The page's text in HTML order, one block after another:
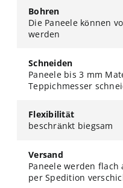
Bohren
Die Paneele können
werden
Schneiden
Paneele bis 3 mm
Teppichmesser
Flexibilität
beschränkt biegsam
Versand
Paneele werden
per Spedition